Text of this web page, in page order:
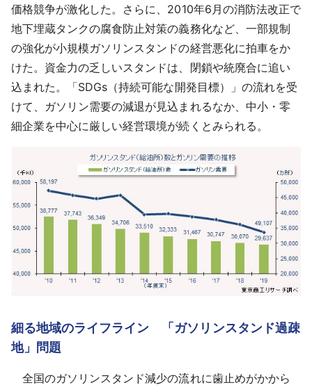
価格競争が激化した。さらに、2010年6月の消防法改正で
地下埋蔵タンクの腐食防止対策の義務化など、一部規制
の強化が小規模ガソリンスタンドの経営悪化に拍車をか
けた。資金力の乏しいスタンドは、閉鎖や統廃合に追い
込まれた。「SDGs（持続可能な開発目標）」の流れを受
けて、ガソリン需要の減退が見込まれるなか、中小・零
細企業を中心に厳しい経営環境が続くとみられる。
細る地域のライフライン 「ガソリンスタンド過疎
地」問題
全国のガソリンスタンド減少の流れに歯止めがかから